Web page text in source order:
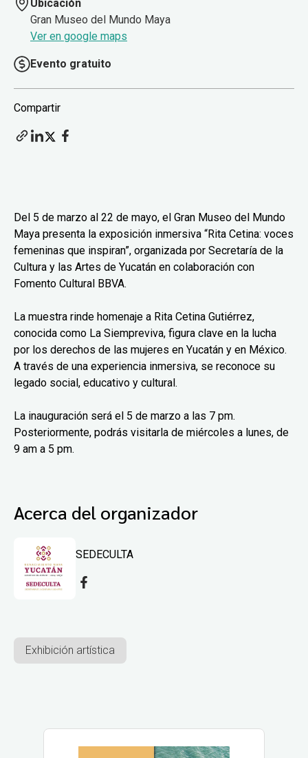
Ubicación
Gran Museo del Mundo Maya
Ver en google maps
Evento gratuito
Compartir
Del 5 de marzo al 22 de mayo, el Gran Museo del Mundo
Maya presenta la exposición inmersiva “Rita Cetina: voces
femeninas que inspiran”, organizada por Secretaría de la
Cultura y las Artes de Yucatán en colaboración con
Fomento Cultural BBVA.
La muestra rinde homenaje a Rita Cetina Gutiérrez,
conocida como La Siempreviva, figura clave en la lucha
por los derechos de las mujeres en Yucatán y en México.
A través de una experiencia inmersiva, se reconoce su
legado social, educativo y cultural.
La inauguración será el 5 de marzo a las 7 pm.
Posteriormente, podrás visitarla de miércoles a lunes, de
9 am a 5 pm.
Acerca del organizador
SEDECULTA
Exhibición artística